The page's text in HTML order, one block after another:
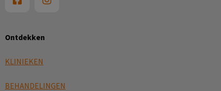
Ontdekken
KLINIEKEN
BEHANDELINGEN